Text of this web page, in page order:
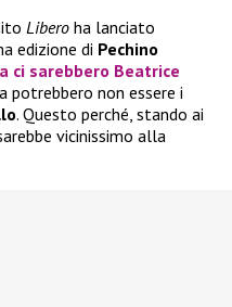
Libero ha lanciato
edizione di Pechino
ci sarebbero Beatrice
potrebbero non essere i
. Questo perché, stando ai
vicinissimo alla